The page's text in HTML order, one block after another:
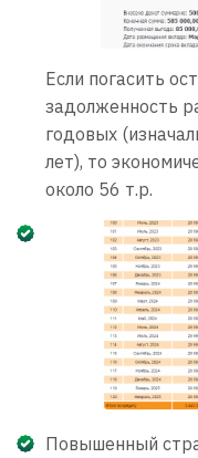
Если погасить
задолженность
годовых
лет), то
около 56 т.р.
Повышенный